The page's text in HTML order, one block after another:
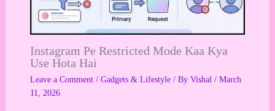
Instagram Pe Restricted Mode Kaa Kya
Use Hota Hai
Leave a Comment / Gadgets & Lifestyle/ By Vishal / March
11, 2026